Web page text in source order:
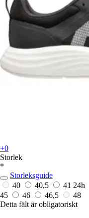
+0
Storlek
*
Storleksguide
40
40,5 41 24h
45
46 46,5
48
Detta fält är obligatoriskt